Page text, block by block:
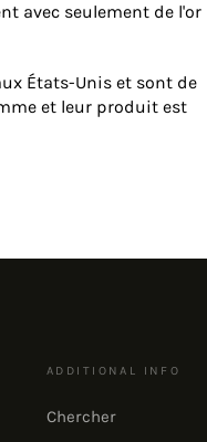
avec seulement de l'or
États-Unis et sont de
et leur produit est
ADDITIONAL INFO
Chercher